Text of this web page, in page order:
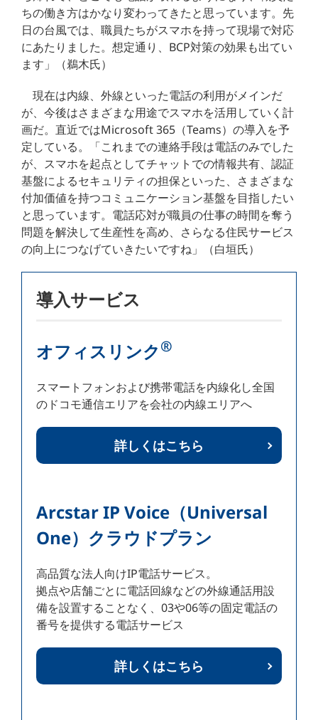
ちの働き方はかなり変わってきたと思っています。先
日の台風では、職員たちがスマホを持って現場で対応
にあたりました。想定通り、BCP対策の効果も出てい
ます」（鵜木氏）
現在は内線、外線といった電話の利用がメインだ
が、今後はさまざまな用途でスマホを活用していく計
画だ。直近ではMicrosoft 365（Teams）の導入を予
定している。「これまでの連絡手段は電話のみでした
が、スマホを起点としてチャットでの情報共有、認証
基盤によるセキュリティの担保といった、さまざまな
付加価値を持つコミュニケーション基盤を目指したい
と思っています。電話応対が職員の仕事の時間を奪う
問題を解決して生産性を高め、さらなる住民サービス
の向上につなげていきたいですね」（白垣氏）
導入サービス
オフィスリンク®
スマートフォンおよび携帯電話を内線化し全国
のドコモ通信エリアを会社の内線エリアへ
詳しくはこちら
Arcstar IP Voice（Universal
One）クラウドプラン
高品質な法人向けIP電話サービス。
拠点や店舗ごとに電話回線などの外線通話用設
備を設置することなく、03や06等の固定電話の
番号を提供する電話サービス
詳しくはこちら